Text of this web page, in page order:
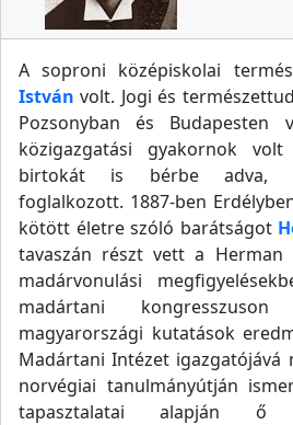
A soproni középiskolai
István volt. Jogi és
Pozsonyban és Budapesten
közigazgatási gyakornok volt
birtokát is bérbe adva,
foglalkozott. 1887-ben
kötött életre szóló barátságot
tavaszán részt vett a
madárvonulási
madártani
magyarországi kutatások
Madártani Intézet igazgatójává
norvégiai tanulmányútján
tapasztalatai alapján ő